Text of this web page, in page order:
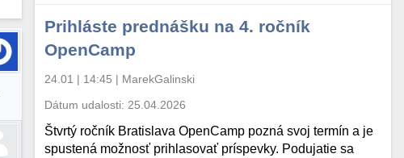
Prihláste prednášku na 4. ročník
OpenCamp
24.01 | 14:45 | MarekGalinski
Dátum udalosti: 25.04.2026
Štvrtý ročník Bratislava OpenCamp pozná svoj termín a je
spustená možnosť prihlasovať príspevky. Podujatie sa